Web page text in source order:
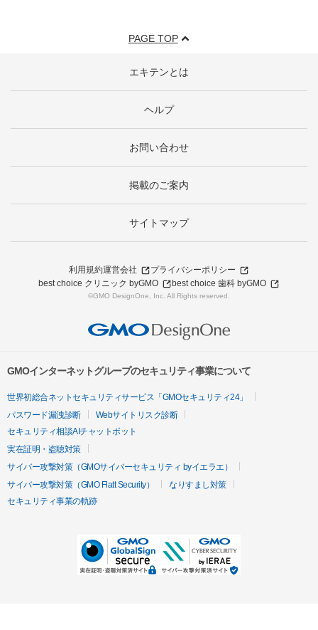
PAGE TOP
エキテンとは
ヘルプ
お問い合わせ
掲載のご案内
サイトマップ
利用規約運営会社
プライバシーポリシー
best choice クリニック byGMO
best choice 歯科 byGMO
©GMO DesignOne, Inc. All Rights reserved.
GMOインターネットグループのセキュリティ事業について
世界初総合ネットセキュリティサービス「GMOセキュリティ24」
パスワード漏洩診断
Webサイトリスク診断
セキュリティ相談AIチャットボット
実在証明・盗聴対策
サイバー攻撃対策（GMOサイバーセキュリティ byイエラエ）
サイバー攻撃対策（GMO Flatt Security）
なりすまし対策
セキュリティ事業の軌跡